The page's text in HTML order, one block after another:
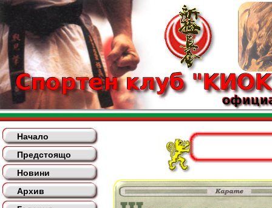
Начало
Предстоящо
Новини
Архив